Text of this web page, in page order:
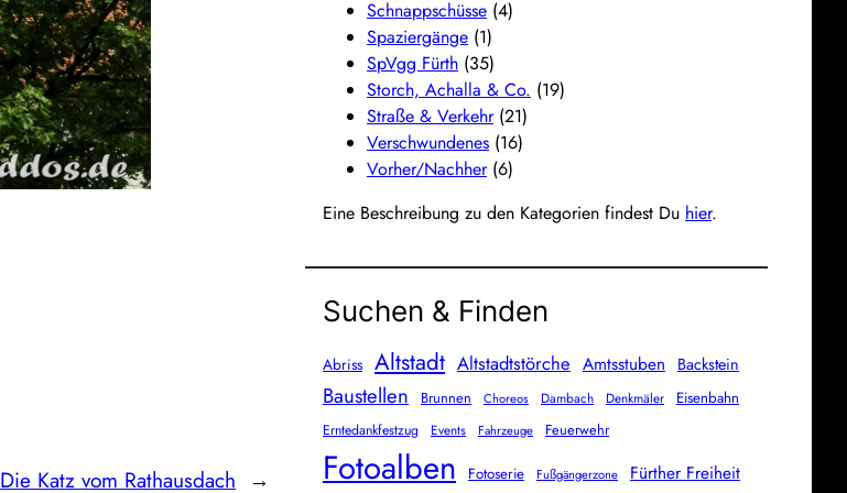
Die Katz vom Rathausdach →
Schnappschüsse (4)
Spaziergänge (1)
SpVgg Fürth (35)
Storch, Achalla & Co. (19)
Straße & Verkehr(21)
Verschwundenes (16)
Vorher/Nachher(6)
Eine Beschreibung zu den Kategorien findest Du hier.
Suchen & Finden
Abriss Altstadt Altstadtstörche Amtsstuben Backstein
Baustellen Brunnen Choreos Dambach Denkmäler Eisenbahn
Erntedankfestzug Events Fahrzeuge Feuerwehr
Fotoalben Fotoserie Fußgängerzone Fürther Freiheit